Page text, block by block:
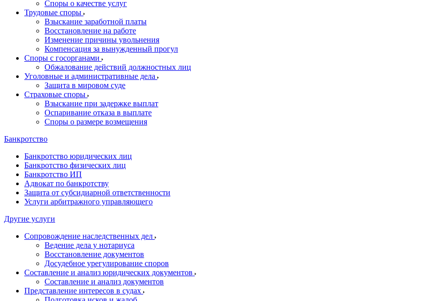
Споры о качестве услуг
Трудовые споры
Взыскание заработной платы
Восстановление на работе
Изменение причины увольнения
Компенсация за вынужденный прогул
Споры с госорганами
Обжалование действий должностных лиц
Уголовные и административные дела
Защита в мировом суде
Страховые споры
Взыскание при задержке выплат
Оспаривание отказа в выплате
Споры о размере возмещения
Банкротство
Банкротство юридических лиц
Банкротство физических лиц
Банкротство ИП
Адвокат по банкротству
Защита от субсидиарной ответственности
Услуги арбитражного управляющего
Другие услуги
Сопровождение наследственных дел
Ведение дела у нотариуса
Восстановление документов
Досудебное урегулирование споров
Составление и анализ юридических документов
Составление и анализ документов
Представление интересов в судах